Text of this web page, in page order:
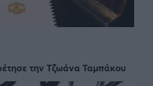
την Τζωάνα Ταμπάκου